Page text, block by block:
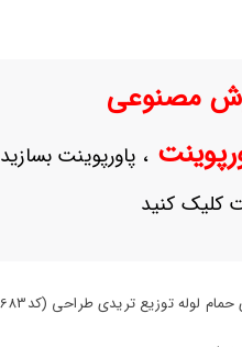
مصنوعی
، پاورپوینت بسازید
کلیک کنید
لوله توزیع تریدی طراحی (کد49683)